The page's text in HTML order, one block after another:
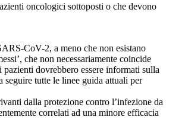
oncologici sottoposti o che devono
CoV-2, a meno che non esistano
che non necessariamente coincide
dovrebbero essere informati sulla
tutte le linee guida attuali per
dalla protezione contro l’infezione da
correlati ad una minore efficacia